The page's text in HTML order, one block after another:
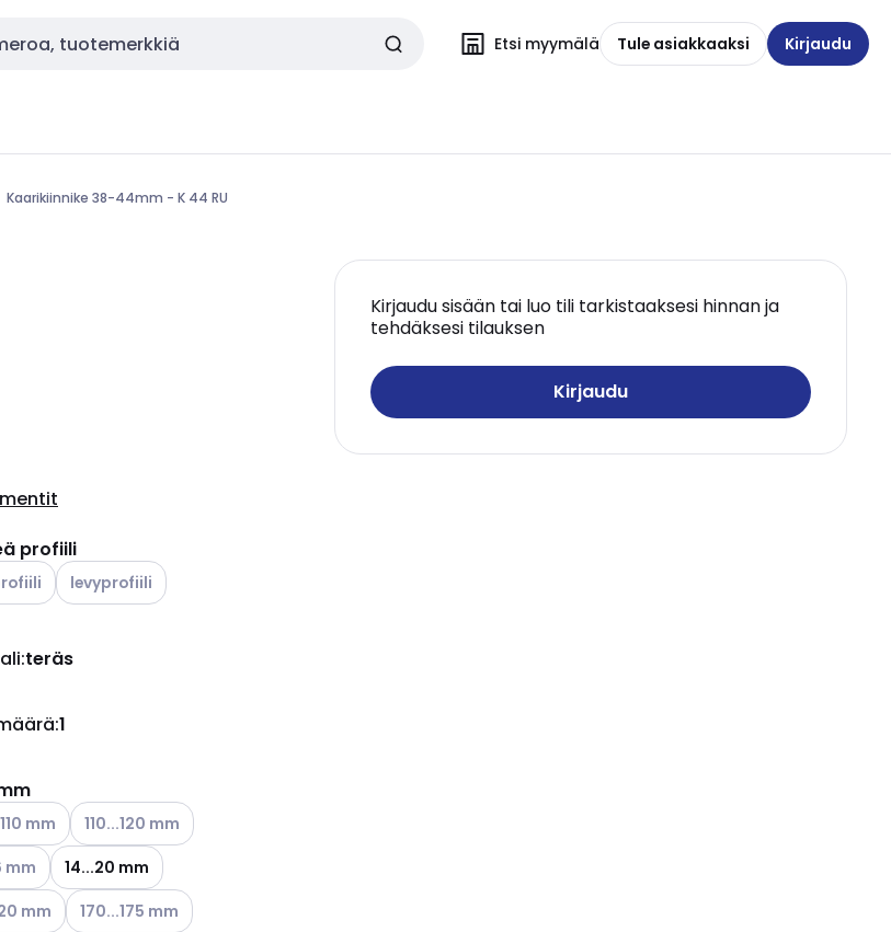
Etsi myymälä Tule asiakkaaksi Kirjaudu
Kaarikiinnike 38-44mm - K 44 RU
Kirjaudu sisään tai luo tili tarkistaaksesi hinnan ja
tehdäksesi tilauksen
Kirjaudu
profiili
vaihtoehdotolevat vaihtoehdot
Katso käytettävissä olevat vaihtoehdot
levyprofiili
:teräs
vaihtoehdot
:1
olevat vaihtoehdot
olevat vaihtoehdot
vaihtoehdotolevat vaihtoehdot
mm Katso käytettävissä olevat vaihtoehdot
110...120 mm
vaihtoehdotolevat vaihtoehdot
mm
14...20 mm
vaihtoehdotolevat vaihtoehdot
mm Katso käytettävissä olevat vaihtoehdot
170...175 mm